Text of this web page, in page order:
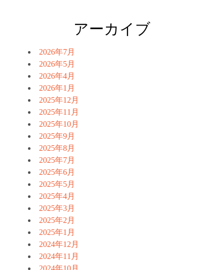
アーカイブ
2026年7月
2026年5月
2026年4月
2026年1月
2025年12月
2025年11月
2025年10月
2025年9月
2025年8月
2025年7月
2025年6月
2025年5月
2025年4月
2025年3月
2025年2月
2025年1月
2024年12月
2024年11月
2024年10月